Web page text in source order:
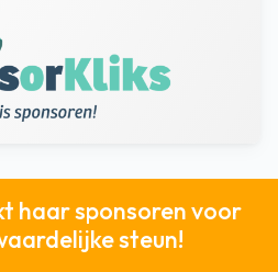
haar sponsoren voor
steun!